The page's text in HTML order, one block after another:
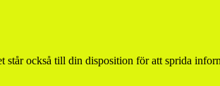
står också till din disposition för att sprida